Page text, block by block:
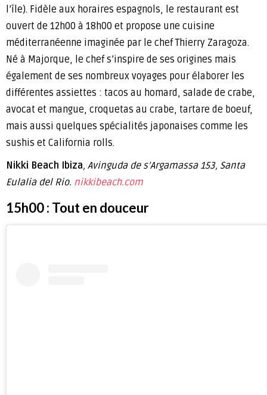
l’île). Fidèle aux horaires espagnols, le restaurant est
ouvert de 12h00 à 18h00 et propose une cuisine
méditerranéenne imaginée par le chef Thierry Zaragoza.
Né à Majorque, le chef s’inspire de ses origines mais
également de ses nombreux voyages pour élaborer les
différentes assiettes : tacos au homard, salade de crabe,
avocat et mangue, croquetas au crabe, tartare de boeuf,
mais aussi quelques spécialités japonaises comme les
sushis et California rolls.
Nikki Beach Ibiza, Avinguda de s’Argamassa 153, Santa
Eulalia del Rio. nikkibeach.com
15h00 : Tout en douceur